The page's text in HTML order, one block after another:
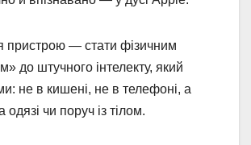
пристрою — стати фізичним
до штучного інтелекту, який
не в кишені, не в телефоні, а
одязі чи поруч із тілом.